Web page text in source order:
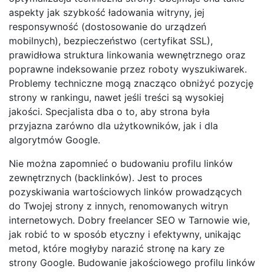
aspekty jak szybkość ładowania witryny, jej
responsywność (dostosowanie do urządzeń
mobilnych), bezpieczeństwo (certyfikat SSL),
prawidłowa struktura linkowania wewnętrznego oraz
poprawne indeksowanie przez roboty wyszukiwarek.
Problemy techniczne mogą znacząco obniżyć pozycję
strony w rankingu, nawet jeśli treści są wysokiej
jakości. Specjalista dba o to, aby strona była
przyjazna zarówno dla użytkowników, jak i dla
algorytmów Google.
Nie można zapomnieć o budowaniu profilu linków
zewnętrznych (backlinków). Jest to proces
pozyskiwania wartościowych linków prowadzących
do Twojej strony z innych, renomowanych witryn
internetowych. Dobry freelancer SEO w Tarnowie wie,
jak robić to w sposób etyczny i efektywny, unikając
metod, które mogłyby narazić stronę na kary ze
strony Google. Budowanie jakościowego profilu linków